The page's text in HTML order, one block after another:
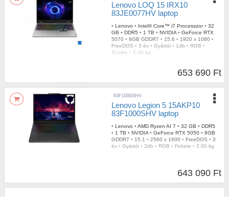
Lenovo LOQ 15 IRX10
83JE0077HV laptop
• Lenovo • Intel® Core™ i7 Processzor • 32
GB • DDR5 • 1 TB • NVIDIA • GeForce RTX
5070 • 8GB GDDR7 • 15.6 • 1920 x 1080 •
FreeDOS • 3 év • Gyártói • 1db • RGB •
Szürke • 2,40 kg
653 690 Ft
83F1000SHV
Lenovo Legion 5 15AKP10
83F1000SHV laptop
• Lenovo • AMD Ryzen AI 7 • 32 GB • DDR5
• 1 TB • NVIDIA • GeForce RTX 5050 • 8GB
GDDR7 • 15.1 • 2560 x 1600 • FreeDOS • 3
év • Gyártói • 2db • RGB • Fekete • 2,00 kg
643 090 Ft